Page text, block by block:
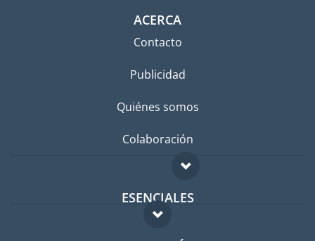
ACERCA
Contacto
Publicidad
Quiénes somos
Colaboración
ESENCIALES
Foro para expatriados